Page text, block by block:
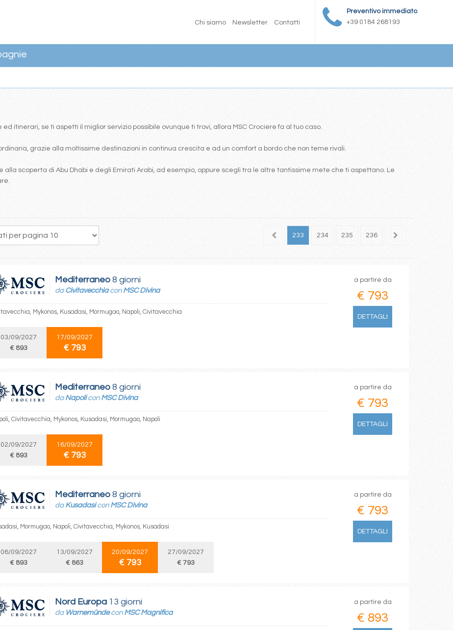
Preventivo immediato
+39 0184 268193
Chi siamo Newsletter Contatti
itinerari, se ti aspetti il miglior servizio possibile ovunque ti trovi, allora MSC Crociere fa al tuo caso.
grazie alla moltissime destinazioni in continua crescita e ad un comfort a bordo che non teme rivali.
scoperta di Abu Dhabi e degli Emirati Arabi, ad esempio, oppure scegli tra le altre tantissime mete che ti aspettano. Le
222 223 225 232 233 234 235 236 237
Mediterraneo 8 giorni
da Civitavecchiacon MSC Divina
Mykonos, Kusadasi, Mormugao, Napoli, Civitavecchia
03/09/2027
€ 893
17/09/2027
€ 793
a partire da
€ 793
DETTAGLI
Mediterraneo 8 giorni
da Napolicon MSC Divina
Civitavecchia, Mykonos, Kusadasi, Mormugao, Napoli
02/09/2027
€ 893
16/09/2027
€ 793
a partire da
€ 793
DETTAGLI
Mediterraneo 8 giorni
da Kusadasicon MSC Divina
Mormugao, Napoli, Civitavecchia, Mykonos, Kusadasi
06/09/2027
€ 893
13/09/2027
€ 863
20/09/2027
€ 793
27/09/2027
€ 793
a partire da
€ 793
DETTAGLI
Nord Europa 13 giorni
da Warnemündecon MSC Magnifica
a partire da
€ 893